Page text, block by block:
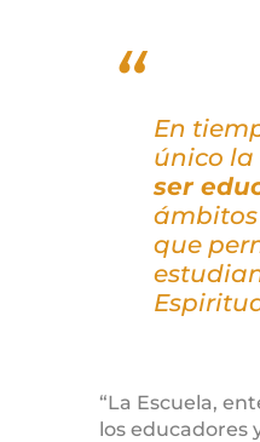
En
único la
ser
que
“La Escuela,
los educadores